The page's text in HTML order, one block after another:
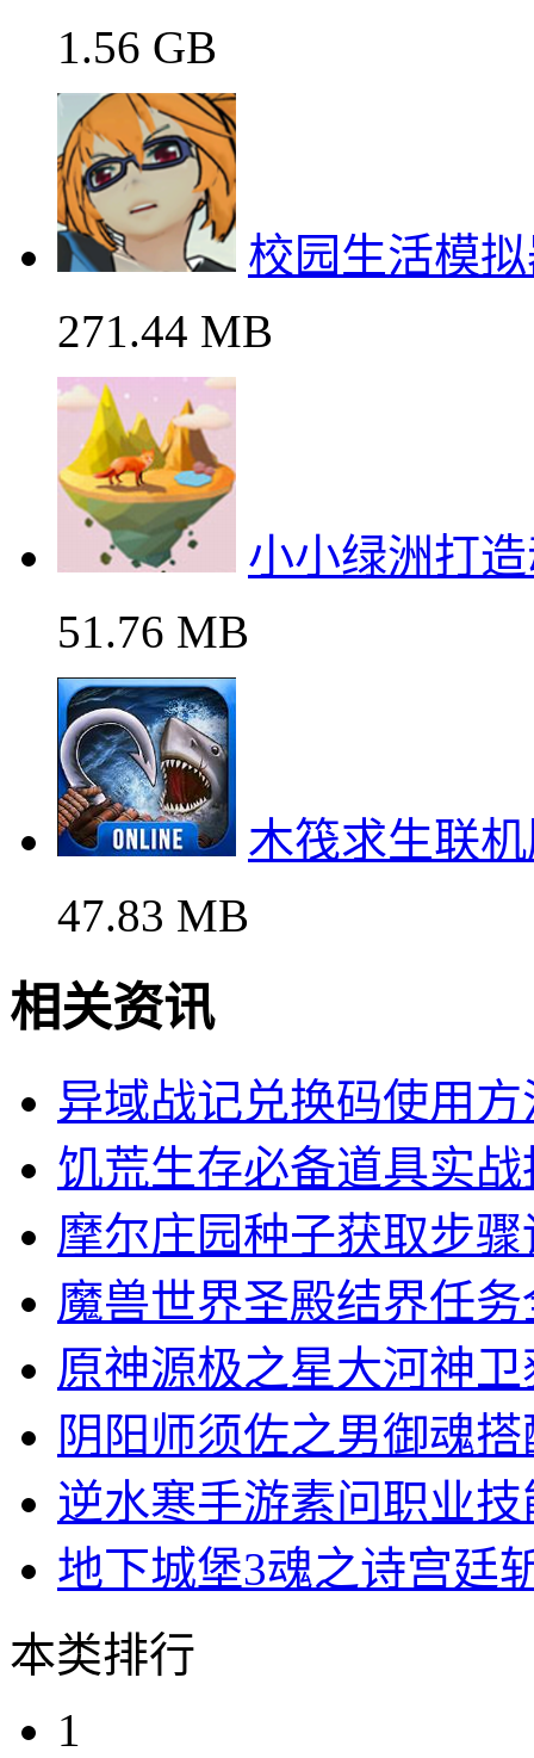
1.56 GB
校园生活模
271.44 MB
小小绿洲打
51.76 MB
木筏求生联
47.83 MB
相关资讯
异域战记兑换码使用
饥荒生存必备道具实战
摩尔庄园种子获取步骤
魔兽世界圣殿结界任
原神源极之星大河神
阴阳师须佐之男御魂
逆水寒手游素问职业
地下城堡3魂之诗宫廷
本类排行
1